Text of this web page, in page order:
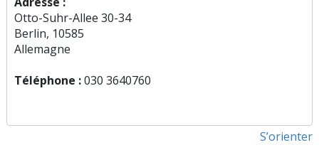
Otto-Suhr-Allee 30-34
Berlin, 10585
Allemagne
Téléphone :030 3640760
S’orienter